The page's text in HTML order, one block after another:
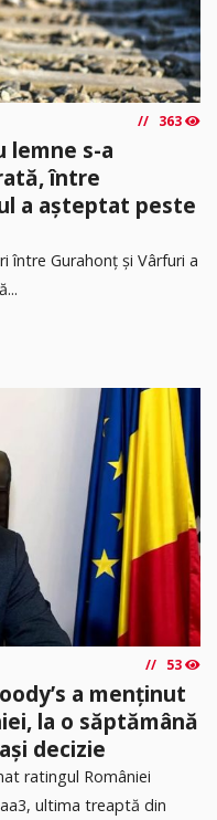
363
lemne s-a
între
a așteptat peste
între Gurahonț și Vârfuri a
53
a menținut
la o săptămână
decizie
ratingul României
ultima treaptă din